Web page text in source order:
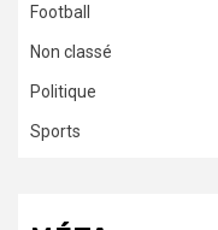
Football
Non classé
Politique
Sports